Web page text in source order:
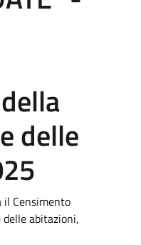
delle
Censimento
abitazioni,